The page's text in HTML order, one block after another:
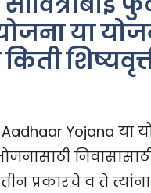
या
किती
Yojana या
भोजनासाठी
तीन प्रकारचे व ते